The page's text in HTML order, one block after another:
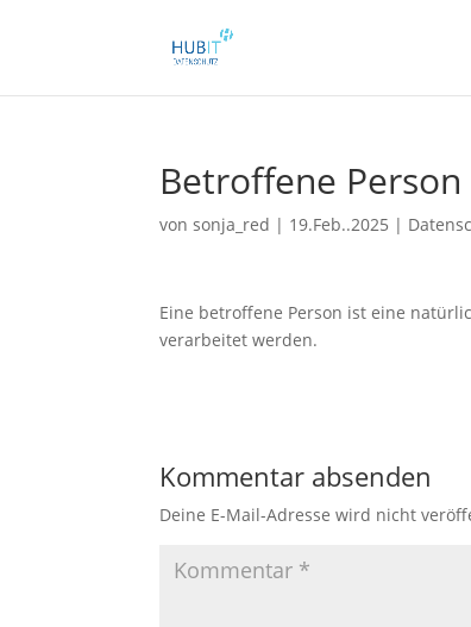
Betroffene Person
vonsonja_red | 19.Feb..2025 |
Eine betroffene Person ist eine
verarbeitet werden.
Kommentar absenden
Deine E-Mail-Adresse wird nicht